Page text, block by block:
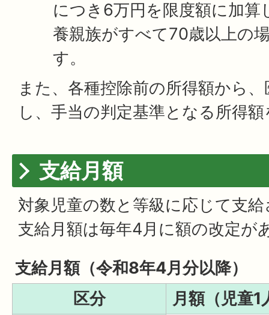
につき6万円を限度額に加算
養親族がすべて70歳以上の
す。
また、各種控除前の所得額から
し、手当の判定基準となる所得
支給月額
対象児童の数と等級に応じて支
支給月額は毎年4月に額の改定が
支給月額（令和8年4月分以降）
区分
月額（児童1